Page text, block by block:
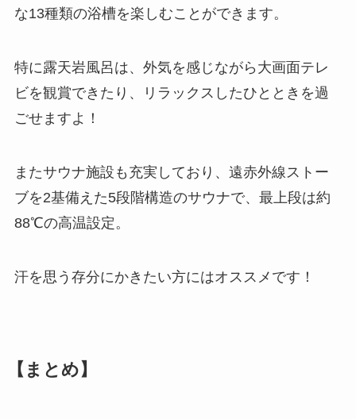
な13種類の浴槽を楽しむことができます。
特に露天岩風呂は、外気を感じながら大画面テレ
ビを観賞できたり、リラックスしたひとときを過
ごせますよ！
またサウナ施設も充実しており、遠赤外線ストー
ブを2基備えた5段階構造のサウナで、最上段は約
88℃の高温設定。
汗を思う存分にかきたい方にはオススメです！
【まとめ】